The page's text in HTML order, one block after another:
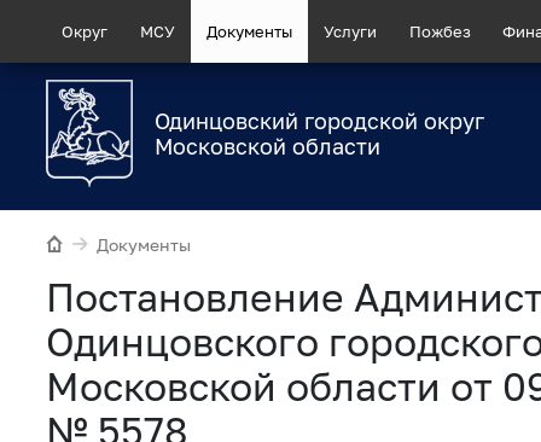
Округ МСУ Документы Услуги Пожбез
Одинцовский городской округ
Московской области
Документы
Постановление
Одинцовского
Московской области от
№ 5578